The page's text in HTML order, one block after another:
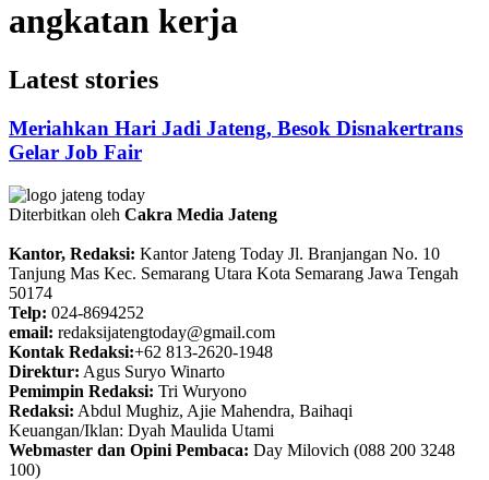
angkatan kerja
Latest stories
Meriahkan Hari Jadi Jateng, Besok Disnakertrans
Gelar Job Fair
Diterbitkan oleh Cakra Media Jateng
Kantor, Redaksi: Kantor Jateng Today Jl. Branjangan No. 10
Tanjung Mas Kec. Semarang Utara Kota Semarang Jawa Tengah
50174
Telp: 024-8694252
email: redaksijatengtoday@gmail.com
Kontak Redaksi:+62 813-2620-1948
Direktur: Agus Suryo Winarto
Pemimpin Redaksi: Tri Wuryono
Redaksi: Abdul Mughiz, Ajie Mahendra, Baihaqi
Keuangan/Iklan: Dyah Maulida Utami
Webmaster dan Opini Pembaca: Day Milovich (088 200 3248
100)